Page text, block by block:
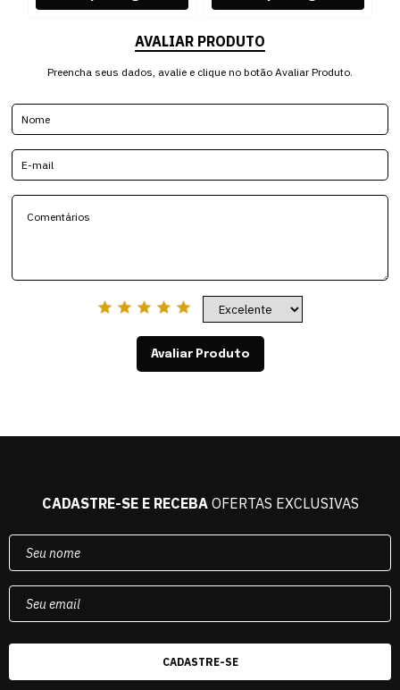
AVALIAR PRODUTO
Preencha seus dados, avalie e clique no botão Avaliar Produto.
Avaliar Produto
CADASTRE-SE E RECEBAOFERTAS EXCLUSIVAS